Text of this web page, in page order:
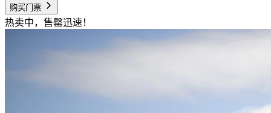
购买门票
热卖中，售罄迅速！